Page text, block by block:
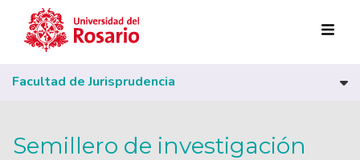
Pasar al contenido principal
Facultad de Jurisprudencia
Semillero de investigación